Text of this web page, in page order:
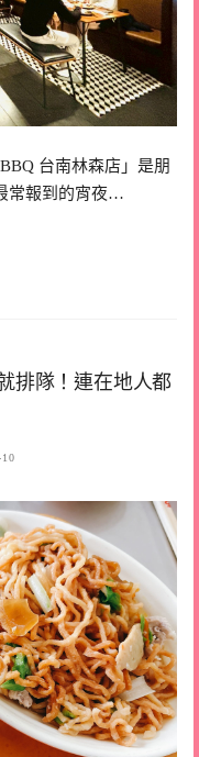
台南林森店」是朋
常報到的宵夜…
排隊！連在地人都